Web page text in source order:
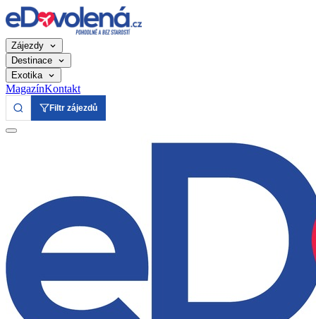
Zájezdy
Destinace
Exotika
MagazínKontakt
Filtr zájezdů